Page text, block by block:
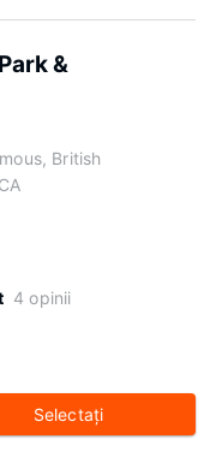
&
British
4 opinii
Selectaţi